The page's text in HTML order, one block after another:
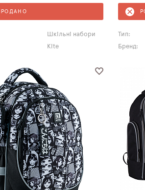
Шкільні набори
Kite
Тип:
Бренд: